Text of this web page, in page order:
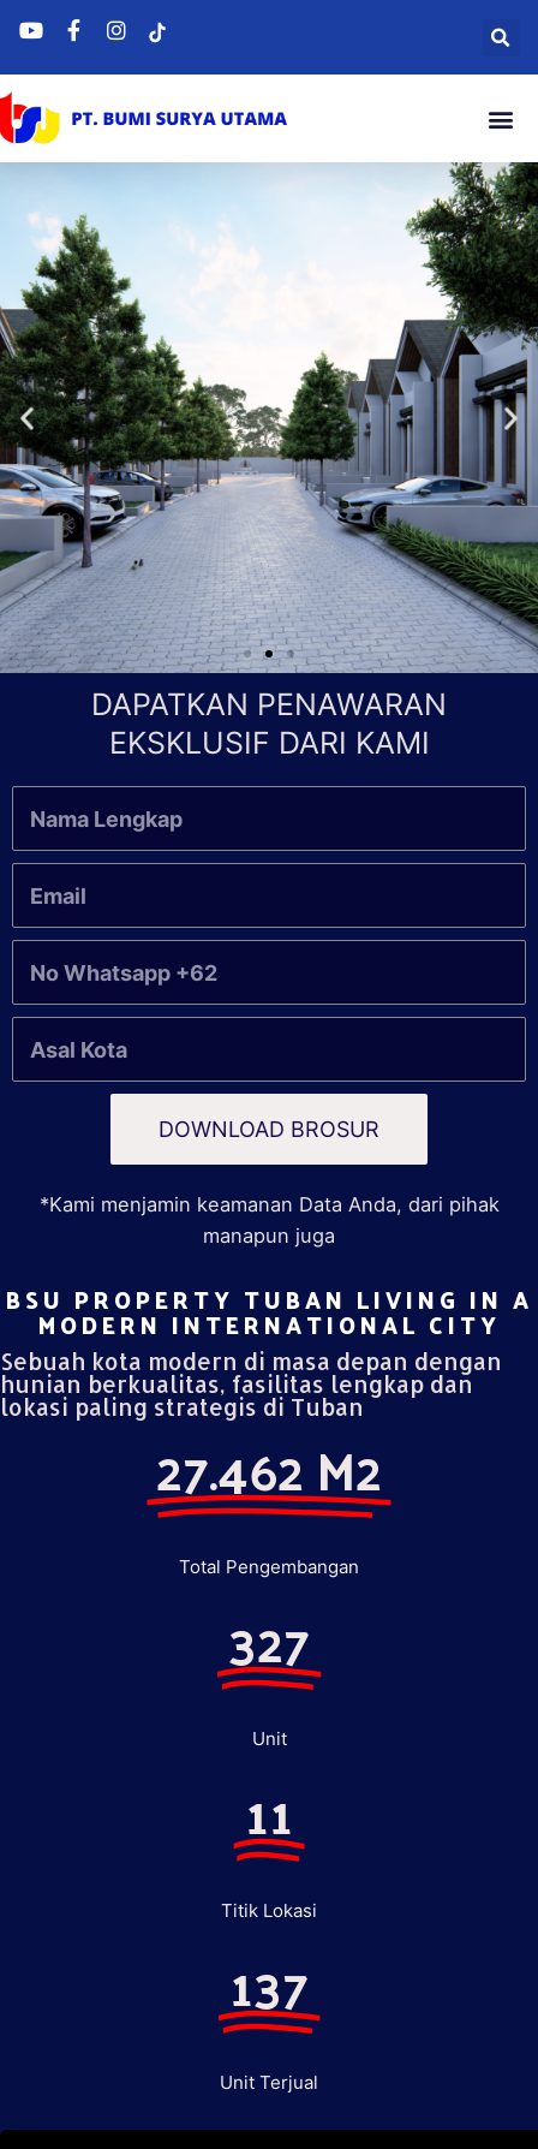
DAPATKAN PENAWARAN
EKSKLUSIF DARI KAMI
DOWNLOAD BROSUR
*Kami menjamin keamanan Data Anda, dari pihak
manapun juga
BSU PROPERTY TUBAN LIVING IN A
MODERN INTERNATIONAL CITY​
Sebuah kota modern di masa depan dengan
hunian berkualitas, fasilitas lengkap dan
lokasi paling strategis di Tuban
27.462 M2
Total Pengembangan
327
Unit
11
Titik Lokasi
137
Unit Terjual